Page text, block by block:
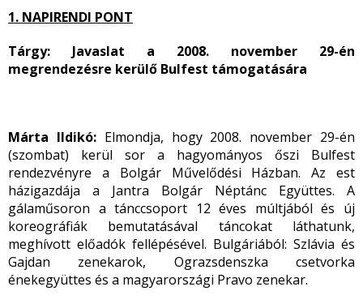
1. NAPIRENDI PONT
Tárgy: Javaslat a 2008. november 29-én
megrendezésre kerülő Bulfest támogatására
Márta Ildikó: Elmondja, hogy 2008. november 29-én
(szombat) kerül sor a hagyományos őszi Bulfest
rendezvényre a Bolgár Művelődési Házban. Az est
házigazdája a Jantra Bolgár Néptánc Együttes. A
gálaműsoron a tánccsoport 12 éves múltjából és új
koreográfiák bemutatásával táncokat láthatunk,
meghívott előadók fellépésével. Bulgáriából: Szlávia és
Gajdan zenekarok, Ograzsdenszka csetvorka
énekegyüttes és a magyarországi Pravo zenekar.